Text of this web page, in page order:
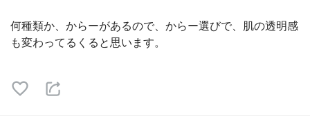
何種類か、からーがあるので、からー選びで、肌の透明感
も変わってるくると思います。